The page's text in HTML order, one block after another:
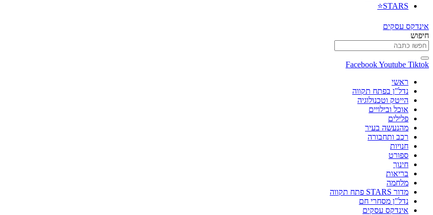
STARS⭐
אינדקס עסקים
חיפוש
FacebookYoutube Tiktok
ראשי
נדל"ן בפתח תקווה
הייטק וטכנולוגיה
אוכל ובילויים
פלילים
מהנעשה בעיר
רכב ותחבורה
חנויות
ספורט
חינוך
בריאות
מלחמה
מדור STARS פתח תקווה
נדל"ן מסחרי חם
אינדקס עסקים